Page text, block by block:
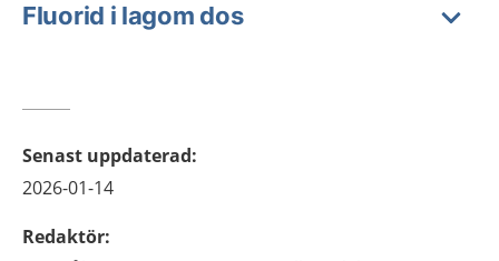
Fluorid i lagom dos
Senast uppdaterad:
2026-01-14
Redaktör: